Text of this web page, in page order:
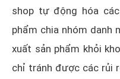
shop tự động hóa
phẩm chia nhóm danh
xuất sản phẩm khỏi
chỉ tránh được các rủi